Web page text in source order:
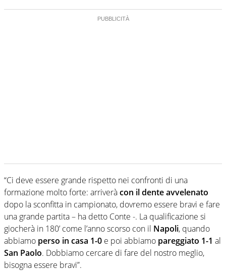
“Ci deve essere grande rispetto nei confronti di una
formazione molto forte: arriveràcon il dente avvelenato
dopo la sconfitta in campionato, dovremo essere bravi e fare
una grande partita – ha detto Conte -. La qualificazione si
giocherà in 180’ come l’anno scorso con il Napoli, quando
abbiamo perso in casa 1-0 e poi abbiamo pareggiato 1-1 al
San Paolo. Dobbiamo cercare di fare del nostro meglio,
bisogna essere bravi”.